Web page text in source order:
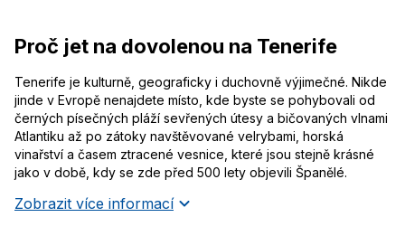
Proč jet na dovolenou na Tenerife
Tenerife je kulturně, geograficky i duchovně výjimečné. Nikde
jinde v Evropě nenajdete místo, kde byste se pohybovali od
černých písečných pláží sevřených útesy a bičovaných vlnami
Atlantiku až po zátoky navštěvované velrybami, horská
vinařství a časem ztracené vesnice, které jsou stejně krásné
jako v době, kdy se zde před 500 lety objevili Španělé.
Zobrazit více informací